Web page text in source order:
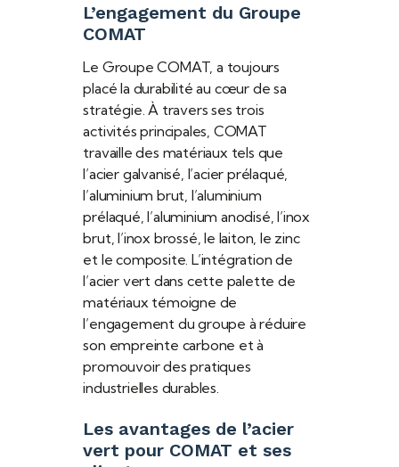
L’engagement du Groupe
COMAT
Le Groupe COMAT, a toujours
placé la durabilité au cœur de sa
stratégie. À travers ses trois
activités principales, COMAT
travaille des matériaux tels que
l’acier galvanisé, l’acier prélaqué,
l’aluminium brut, l’aluminium
prélaqué, l’aluminium anodisé, l’inox
brut, l’inox brossé, le laiton, le zinc
et le composite. L’intégration de
l’acier vert dans cette palette de
matériaux témoigne de
l’engagement du groupe à réduire
son empreinte carbone et à
promouvoir des pratiques
industrielles durables.
Les avantages de l’acier
vert pour COMAT et ses